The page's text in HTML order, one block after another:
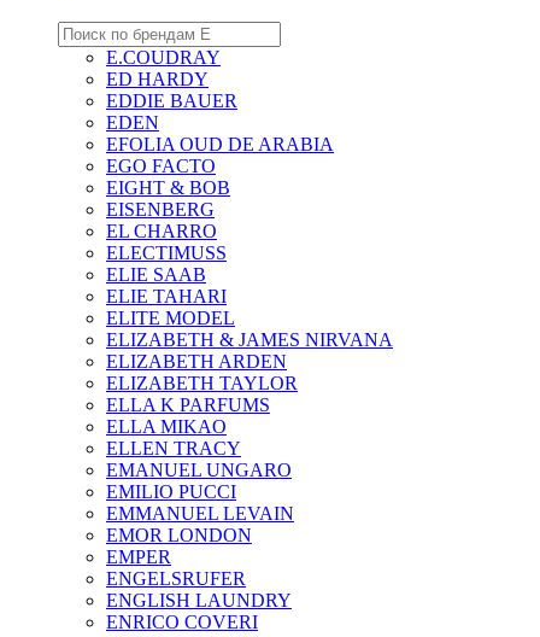
E.COUDRAY
ED HARDY
EDDIE BAUER
EDEN
EFOLIA OUD DE ARABIA
EGO FACTO
EIGHT & BOB
EISENBERG
EL CHARRO
ELECTIMUSS
ELIE SAAB
ELIE TAHARI
ELITE MODEL
ELIZABETH & JAMES NIRVANA
ELIZABETH ARDEN
ELIZABETH TAYLOR
ELLA K PARFUMS
ELLA MIKAO
ELLEN TRACY
EMANUEL UNGARO
EMILIO PUCCI
EMMANUEL LEVAIN
EMOR LONDON
EMPER
ENGELSRUFER
ENGLISH LAUNDRY
ENRICO COVERI